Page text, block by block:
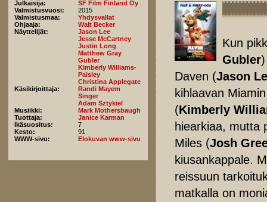
Julkaisija:
SF Film Finland Oy
Valmistusvuosi:
2015
Valmistusmaa:
Yhdysvallat
Ohjaaja:
Walt Becker
Näyttelijät:
Jason Lee
Jesse McCartney
Justin Long
Matthew Gray
Gubler
Kimberly Williams-
Paisley
Christina Applegate
Käsikirjoittaja:
Randi Mayem
Singer
Adam Sztykiel
Musiikki:
Mark Mothersbaugh
Tuottaja:
Janice Karman
Ikäsuositus:
7
Kesto:
91
WWW-sivu:
Elokuvan www-sivu
Kun
Gubler
Daven (Jason
kihlaavan
(Kimberly
hiearkiaa, mutta
Miles (Josh
kiusankappale.
reissuun
matkalla on